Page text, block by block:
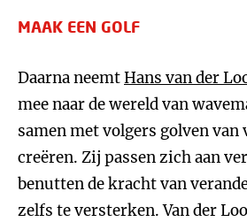
MAAK EEN GOLF
Daarna neemtHans van der
mee naar de wereld van
samen met volgers golven van
creëren. Zij passen zich aan
benutten de kracht van
zelfs te versterken. Van der